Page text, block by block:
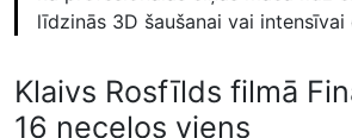
līdzinās 3D šaušanai vai intensīvai
Klaivs Rosfīlds filmā
16 neceļos viens